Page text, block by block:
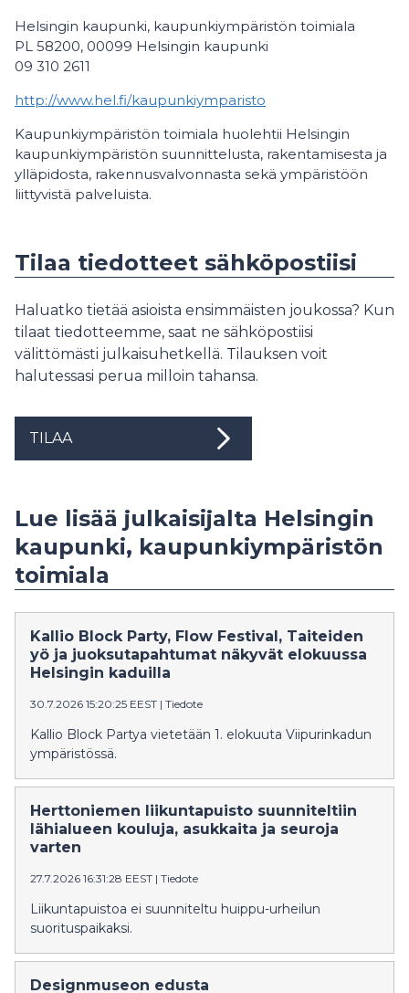
Helsingin kaupunki, kaupunkiympäristön toimiala
PL 58200, 00099 Helsingin kaupunki
09 310 2611
http://www.hel.fi/kaupunkiymparisto
Kaupunkiympäristön toimiala huolehtii Helsingin
kaupunkiympäristön suunnittelusta, rakentamisesta ja
ylläpidosta, rakennusvalvonnasta sekä ympäristöön
liittyvistä palveluista.
Tilaa tiedotteet sähköpostiisi
Haluatko tietää asioista ensimmäisten joukossa? Kun
tilaat tiedotteemme, saat ne sähköpostiisi
välittömästi julkaisuhetkellä. Tilauksen voit
halutessasi perua milloin tahansa.
TILAA
Lue lisää julkaisijalta Helsingin
kaupunki, kaupunkiympäristön
toimiala
Kallio Block Party, Flow Festival, Taiteiden
yö ja juoksutapahtumat näkyvät elokuussa
Helsingin kaduilla
30.7.2026 15:20:25 EEST | Tiedote
Kallio Block Partya vietetään 1. elokuuta Viipurinkadun
ympäristössä.
Herttoniemen liikuntapuisto suunniteltiin
lähialueen kouluja, asukkaita ja seuroja
varten
27.7.2026 16:31:28 EEST | Tiedote
Liikuntapuistoa ei suunniteltu huippu-urheilun
suorituspaikaksi.
Designmuseon edusta